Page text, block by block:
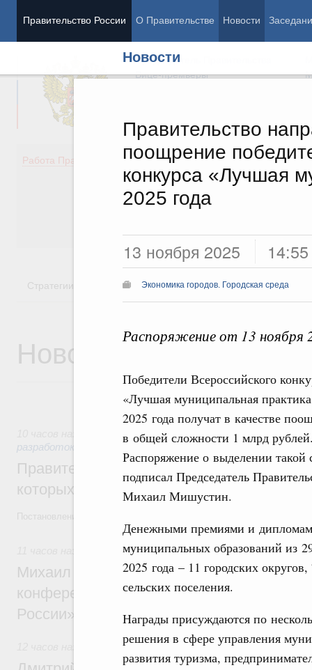
Правительство России О Правительстве Новости
Новости
Правительство
поощрение
конкурса «Лучшая
2025 года
13 ноября 2025 14:55
Экономика городов. Городская среда
Распоряжение от 13
Победители Всероссийского
«Лучшая муниципальная
2025 года получат в качестве
в общей сложности 1 млрд
Распоряжение о выделении
подписал Председатель
Михаил Мишустин.
Денежными премиями и
муниципальных образований из
2025 года – 11 городских
сельских поселения.
Награды присуждаются по
решения в сфере управления
развития туризма,
Председатель Правительства
Вице-премьеры
Работа Правительства
Демография
Здоровье
Образование
Культура
Государство
Стратегии Государственные программы
Новости
Государственная политика в сфере
разработок
Правительство расширило перечень
которых освобождаются от НДФЛ
Отрасль информационных технологий
Михаил Мишустин дал поручения по
конференции «Цифровая индустрия
России»
Спорт высших достижений и массовый